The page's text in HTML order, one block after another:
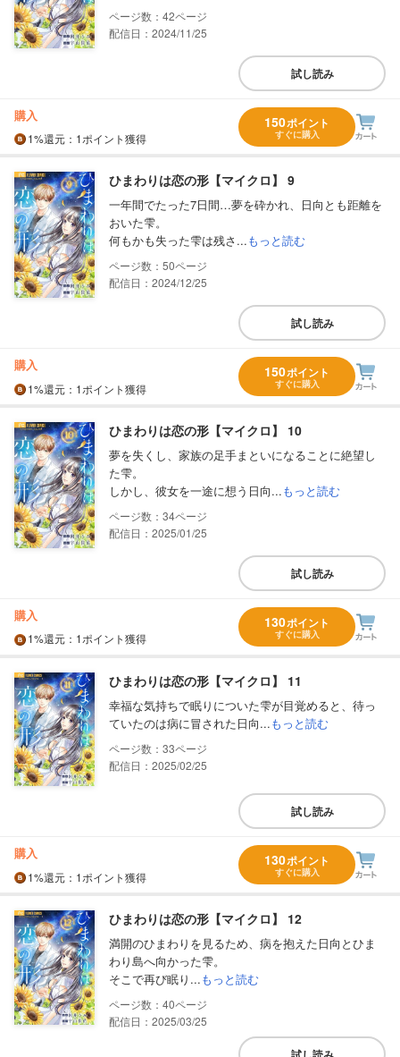
42
配信日：2024/11/25
試し読み
購入
1%還元 ：1ポイント獲得
150ポイント
すぐに購入
ひまわりは恋の形【マイクロ】 9
一年間でたった7日間…夢を砕かれ、日向とも距離を
おいた雫。
何もかも失った雫は残さ...もっと読む
50
配信日：2024/12/25
試し読み
購入
1%還元 ：1ポイント獲得
150ポイント
すぐに購入
ひまわりは恋の形【マイクロ】 10
夢を失くし、家族の足手まといになることに絶望し
た雫。
しかし、彼女を一途に想う日向...もっと読む
34
配信日：2025/01/25
試し読み
購入
1%還元 ：1ポイント獲得
130ポイント
すぐに購入
ひまわりは恋の形【マイクロ】 11
幸福な気持ちで眠りについた雫が目覚めると、待っ
ていたのは病に冒された日向...もっと読む
33
配信日：2025/02/25
試し読み
購入
1%還元 ：1ポイント獲得
130ポイント
すぐに購入
ひまわりは恋の形【マイクロ】 12
満開のひまわりを見るため、病を抱えた日向とひま
わり島へ向かった雫。
そこで再び眠り...もっと読む
40
配信日：2025/03/25